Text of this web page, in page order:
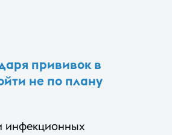
прививок в
не по плану
инфекционных